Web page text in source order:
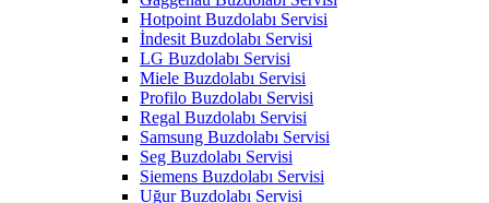
Hotpoint Buzdolabı Servisi
İndesit Buzdolabı Servisi
LG Buzdolabı Servisi
Miele Buzdolabı Servisi
Profilo Buzdolabı Servisi
Regal Buzdolabı Servisi
Samsung Buzdolabı Servisi
Seg Buzdolabı Servisi
Siemens Buzdolabı Servisi
Uğur Buzdolabı Servisi